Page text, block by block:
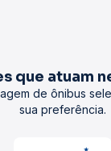
que atuam
de ônibus
sua preferência.